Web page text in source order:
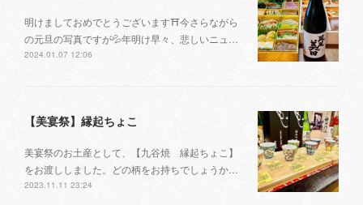
明けましておめでとうございます⛩今さらながら
の元旦の写真ですが💦年明け早々、悲しいニュ…
2024.01.07 12:06
【美宴祭】縁起ちょこ
美宴祭のお土産として、【九谷焼 縁起ちょこ】
をお渡ししました。どの柄をお持ちでしょうか…
2023.11.11 23:24